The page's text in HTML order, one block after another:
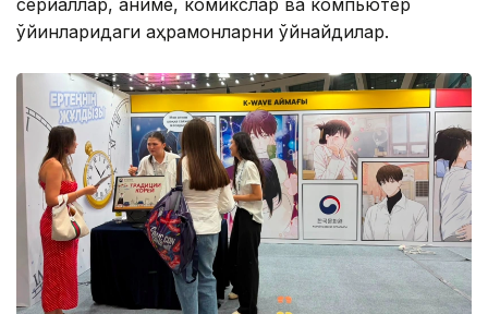
ўйинларидаги қаҳрамонларни ўйнайдилар.